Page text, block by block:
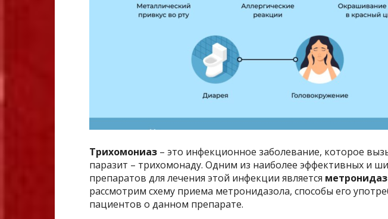
Трихомониаз – это инфекционное заболевание, которое
паразит – трихомонаду. Одним из наиболее эффективных и
препаратов для лечения этой инфекции является
рассмотрим схему приема метронидазола, способы его
пациентов о данном препарате.